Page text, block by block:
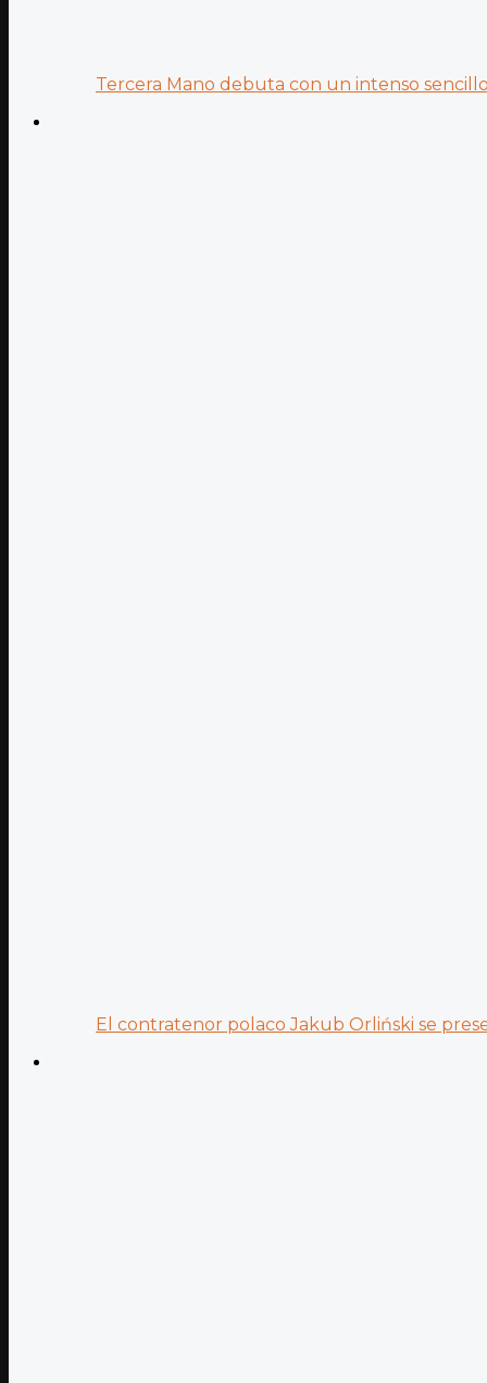
Tercera Mano debuta con un intenso
El contratenor polaco Jakub Orliński se